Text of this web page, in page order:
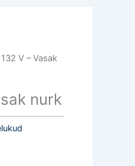
V – Vasak
nurk